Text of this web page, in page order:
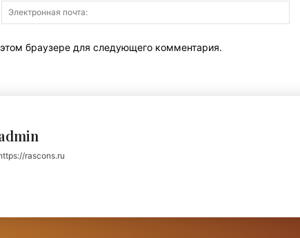
браузере для следующего комментария.
rascons.ru